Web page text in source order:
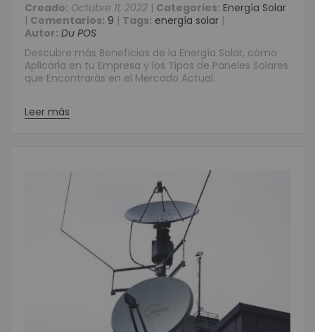
Creado: Octubre 11, 2022 | Categories: Energía Solar
| Comentarios: 9 | Tags: energía solar |
Autor: Du POS
Descubre más Beneficios de la Energía Solar, cómo
Aplicarla en tu Empresa y los Tipos de Paneles Solares
que Encontrarás en el Mercado Actual.
Leer más